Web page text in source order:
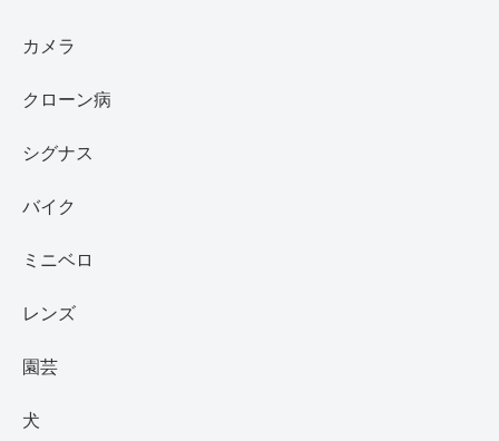
カメラ
クローン病
シグナス
バイク
ミニベロ
レンズ
園芸
犬